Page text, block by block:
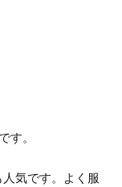
す。
気です。よく服